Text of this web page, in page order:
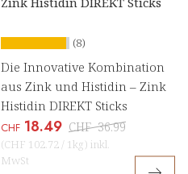
(8)
Die Innovative Kombination
aus Zink und Histidin – Zink
Histidin DIREKT Sticks
CHF 18.49 CHF 36.99
(CHF 102.72 / 1kg) inkl.
MwSt